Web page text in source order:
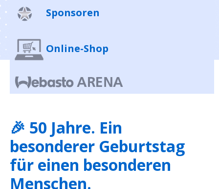
Sponsoren
Online-Shop
🎉 50 Jahre. Ein
besonderer Geburtstag
für einen besonderen
Menschen.